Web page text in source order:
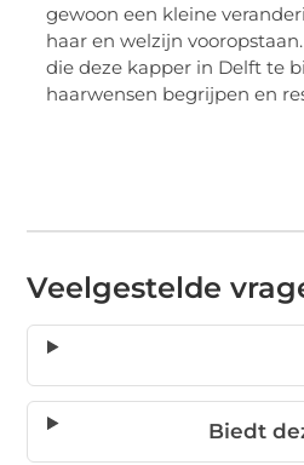
gewoon een kleine
haar en welzijn
die deze kapper in Delft te
haarwensen begrijpen en
Veelgestelde
Biedt